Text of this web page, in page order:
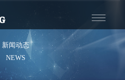
新闻动态
NEWS
Toggle
——
——
——